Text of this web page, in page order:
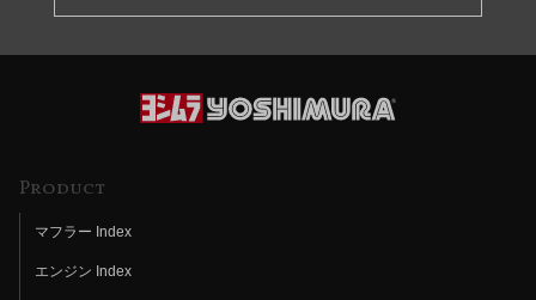
Product
マフラー Index
エンジン Index